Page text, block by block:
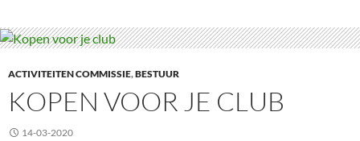
ACTIVITEITEN COMMISSIE,BESTUUR
KOPEN VOOR JE CLUB
14-03-2020